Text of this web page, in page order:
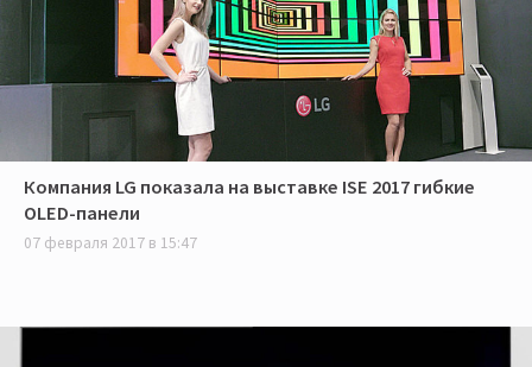
Компания LG показала на выставке ISE 2017 гибкие
OLED-панели
07 февраля 2017 в 15:47